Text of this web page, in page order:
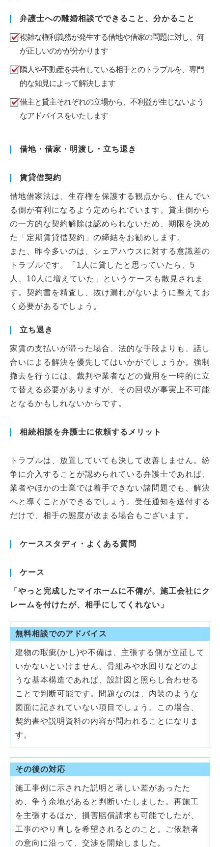
弁護士への離婚相談でできること、分かること
複雑な権利義務が発生する借地や借家の問題に対し、何
が正しいのかが分かります
隣人や不動産を共有している相手とのトラブルを、専門
的な知見によって解決します
借主と貸主それぞれの立場から、不利益が生じないよう
なアドバイスをいたします
借地・借家・明渡し・立ち退き
賃貸借契約
借地借家法は、生存権を保護する観点から、住んでい
る側が有利になるよう定められています。貸主側から
の一方的な契約解除は認められないため、期限を決め
た「定期賃貸借契約」の締結をお勧めします。
また、昨今多いのは、シェアハウスに対する意識差の
トラブルです。「1人に貸したと思っていたら、5
人、10人に増えていた」というケースも散見されま
す。契約書を精査し、抜け漏れがないように整えてお
く必要があるでしょう。
立ち退き
家賃の支払いが滞った場合、法的な手段よりも、話し
合いによる解決を優先してはいかがでしょうか。強制
撤去を行うには、裁判や業者などの費用を一時的に立
て替える必要がありますが、その回収が事実上不可能
となるかもしれないからです。
相続相談を弁護士に依頼するメリット
トラブルは、放置していても決して改善しません。紛
争に介入することが認められている弁護士であれば、
業者やほかの士業では着手できない諸問題でも、解決
へと導くことができるでしょう。受任通知を送付する
だけで、相手の態度が改まる場合もございます。
ケーススタディ・よくある質問
ケース
「やっと完成したマイホームに不備が。施工会社にク
レームを付けたが、相手にしてくれない」
無料相談でのアドバイス
建物の瑕疵(かし)や不備は、主張する側が立証して
いかないといけません。骨組みや水回りなどのよ
うな基本構造であれば、設計図と照らし合わせる
ことで判断可能です。問題なのは、内装のような
図面に記されていない項目でしょう。この場合、
契約書や説明資料の内容が問われることになりま
す。
その後の対応
施工事例に示された説明と著しい差があったた
め、争う余地があると判断いたしました。再施工
を主張するほか、損害賠償請求も可能でしたが、
工事のやり直しを希望されるとのこと。ご依頼者
の意向に沿って、交渉を開始しました。